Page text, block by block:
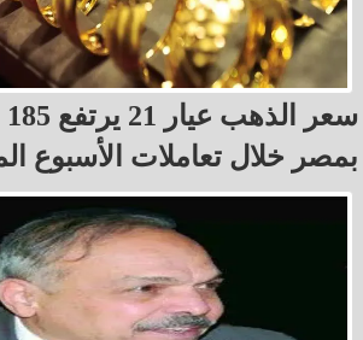
بمصر خلال تعاملات الأسبوع